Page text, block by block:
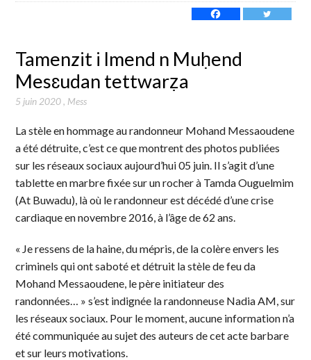
Tamenzit i lmend n Muḥend
Mesɛudan tettwarẓa
5 juin 2020, Mess
La stèle en hommage au randonneur Mohand Messaoudene
a été détruite, c’est ce que montrent des photos publiées
sur les réseaux sociaux aujourd’hui 05 juin. Il s’agit d’une
tablette en marbre fixée sur un rocher à Tamda Ouguelmim
(At Buwadu), là où le randonneur est décédé d’une crise
cardiaque en novembre 2016, à l’âge de 62 ans.
« Je ressens de la haine, du mépris, de la colère envers les
criminels qui ont saboté et détruit la stèle de feu da
Mohand Messaoudene, le père initiateur des
randonnées… » s’est indignée la randonneuse Nadia AM, sur
les réseaux sociaux. Pour le moment, aucune information n’a
été communiquée au sujet des auteurs de cet acte barbare
et sur leurs motivations.